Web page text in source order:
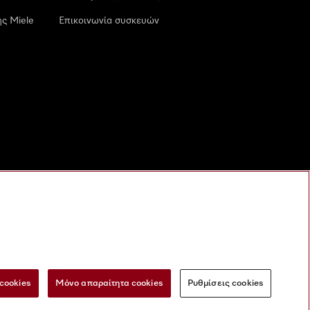
Miele Επικοινωνία συσκευών
ψηφιακές υπηρεσίες Φόρμα Υπαναχώρησης
Μόνο απαραίτητα cookies Ρυθμίσεις cookies